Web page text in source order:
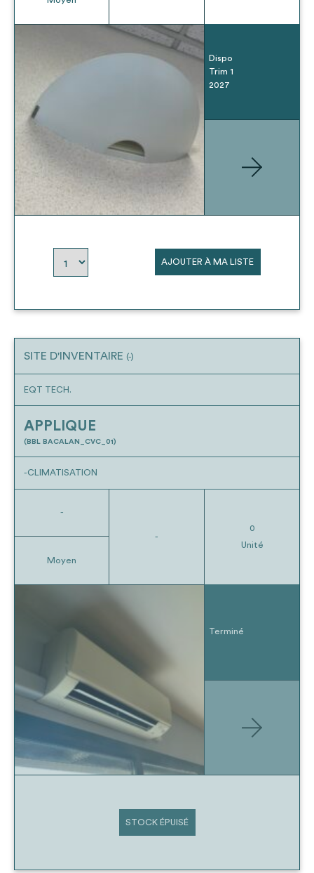
Dispo
Trim 1
2027
AJOUTER À MA LISTE
SITE D'INVENTAIRE (-)
EQT TECH.
APPLIQUE
(BBL BACALAN_CVC_01)
-CLIMATISATION
-
Moyen
-
0
Unité
Terminé
STOCK ÉPUISÉ